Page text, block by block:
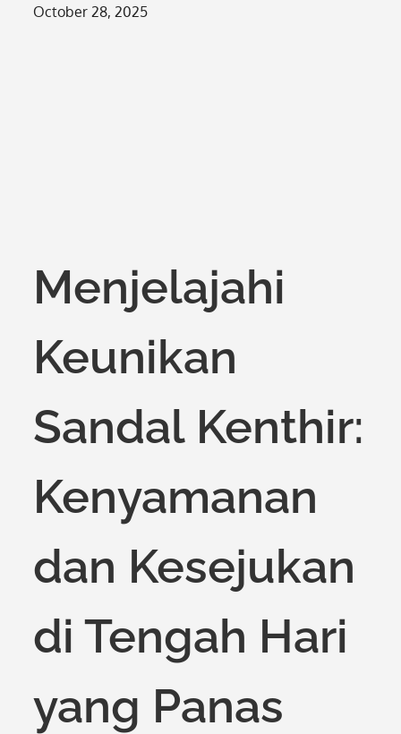
Posted
October 28, 2025
Menjelajahi
Keunikan
Sandal Kenthir:
Kenyamanan
dan Kesejukan
di Tengah Hari
yang Panas